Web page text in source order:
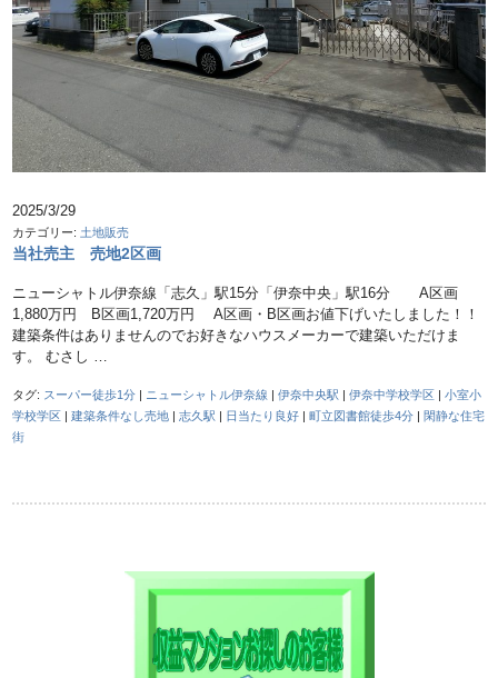
2025/3/29
カテゴリー: 土地販売
当社売主 売地2区画
ニューシャトル伊奈線「志久」駅15分「伊奈中央」駅16分 A区画
1,880万円 B区画1,720万円 A区画・B区画お値下げいたしました！！
建築条件はありませんのでお好きなハウスメーカーで建築いただけま
す。 むさし …
タグ: スーパー徒歩1分 | ニューシャトル伊奈線 |伊奈中央駅 |伊奈中学校学区 |小室小
学校学区 |建築条件なし売地 |志久駅 | 日当たり良好 |町立図書館徒歩4分 | 閑静な住宅
街